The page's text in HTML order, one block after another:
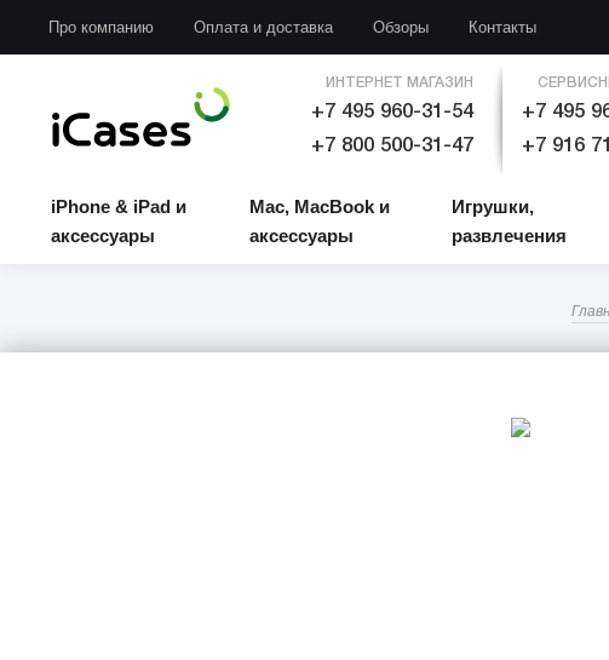
Про компанию Оплата и доставка Обзоры Контакты
ИНТЕРНЕТ МАГАЗИН
+7 495 960-31-54
+7 800 500-31-47
+7 495
+7 916
iPhone & iPad и
аксессуары
Mac, MacBook и
аксессуары
Игрушки,
развлечения